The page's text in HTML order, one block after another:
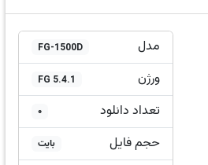
مدل FG-1500D
ورژن FG 5.4.1
تعداد دانلود 0
حجم فایل بایت